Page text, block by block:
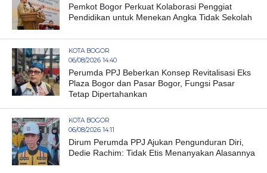
Pemkot Bogor Perkuat Kolaborasi Penggiat
Pendidikan untuk Menekan Angka Tidak Sekolah
KOTA BOGOR
06/08/2026 14:40
Perumda PPJ Beberkan Konsep Revitalisasi Eks
Plaza Bogor dan Pasar Bogor, Fungsi Pasar
Tetap Dipertahankan
KOTA BOGOR
06/08/2026 14:11
Dirum Perumda PPJ Ajukan Pengunduran Diri,
Dedie Rachim: Tidak Etis Menanyakan Alasannya